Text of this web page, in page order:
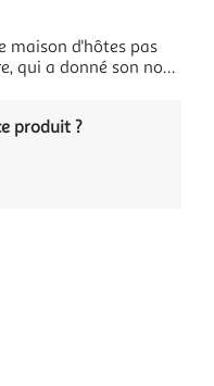
maison d'hôtes pas
qui a donné son nom
comme chez lui.
produit ?